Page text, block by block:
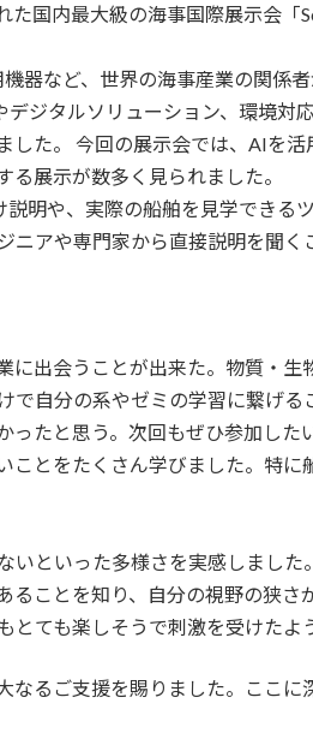
国内最大級の海事国際展示会「
器など、世界の海事産業の関係
ジタルソリューション、環境対
た。 今回の展示会では、AIを
展示が数多く見られました。
明や、実際の船舶を見学できる
アや専門家から直接説明を聞
出会うことが出来た。物質・
自分の系やゼミの学習に繋げ
たと思う。次回もぜひ参加したい
とをたくさん学びました。特
いといった多様さを実感しまし
ことを知り、自分の視野の狭さ
ても楽しそうで刺激を受けたよ
るご支援を賜りました。ここに